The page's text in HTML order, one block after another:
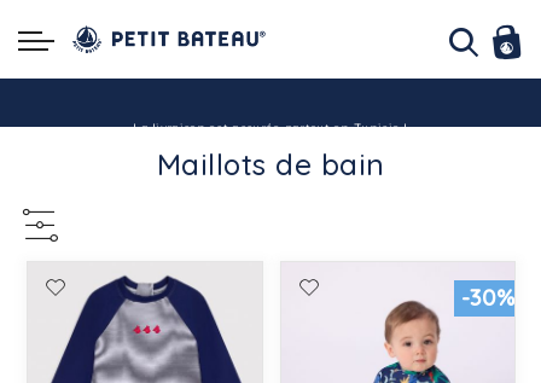
Maillots de bain
-30%